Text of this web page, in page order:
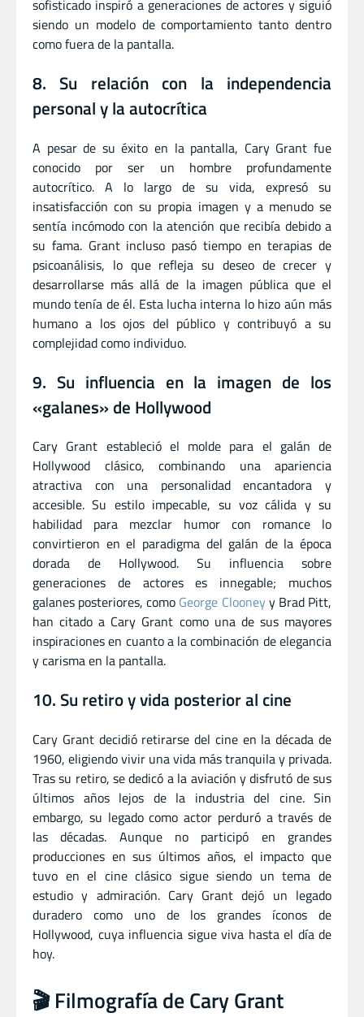
sofisticado inspiró a generaciones de actores y siguió
siendo un modelo de comportamiento tanto dentro
como fuera de la pantalla.
8. Su relación con la independencia
personal y la autocrítica
A pesar de su éxito en la pantalla, Cary Grant fue
conocido por ser un hombre profundamente
autocrítico. A lo largo de su vida, expresó su
insatisfacción con su propia imagen y a menudo se
sentía incómodo con la atención que recibía debido a
su fama. Grant incluso pasó tiempo en terapias de
psicoanálisis, lo que refleja su deseo de crecer y
desarrollarse más allá de la imagen pública que el
mundo tenía de él. Esta lucha interna lo hizo aún más
humano a los ojos del público y contribuyó a su
complejidad como individuo.
9. Su influencia en la imagen de los
«galanes» de Hollywood
Cary Grant estableció el molde para el galán de
Hollywood clásico, combinando una apariencia
atractiva con una personalidad encantadora y
accesible. Su estilo impecable, su voz cálida y su
habilidad para mezclar humor con romance lo
convirtieron en el paradigma del galán de la época
dorada de Hollywood. Su influencia sobre
generaciones de actores es innegable; muchos
galanes posteriores, como George Clooneyy Brad Pitt,
han citado a Cary Grant como una de sus mayores
inspiraciones en cuanto a la combinación de elegancia
y carisma en la pantalla.
10. Su retiro y vida posterior al cine
Cary Grant decidió retirarse del cine en la década de
1960, eligiendo vivir una vida más tranquila y privada.
Tras su retiro, se dedicó a la aviación y disfrutó de sus
últimos años lejos de la industria del cine. Sin
embargo, su legado como actor perduró a través de
las décadas. Aunque no participó en grandes
producciones en sus últimos años, el impacto que
tuvo en el cine clásico sigue siendo un tema de
estudio y admiración. Cary Grant dejó un legado
duradero como uno de los grandes íconos de
Hollywood, cuya influencia sigue viva hasta el día de
hoy.
🎬 Filmografía de Cary Grant